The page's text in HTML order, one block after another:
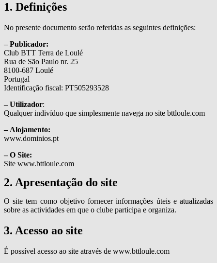
1. Definições
No presente documento serão referidas as seguintes definições:
– Publicador:
Club BTT Terra de Loulé
Rua de São Paulo nr. 25
8100-687 Loulé
Portugal
Identificação fiscal: PT505293528
– Utilizador:
Qualquer indivíduo que simplesmente navega no site bttloule.com
– Alojamento:
www.dominios.pt
– O Site:
Site www.bttloule.com
2. Apresentação do site
O site tem como objetivo fornecer informações úteis e atualizadas
sobre as actividades em que o clube participa e organiza.
3. Acesso ao site
É possível acesso ao site através de www.bttloule.com